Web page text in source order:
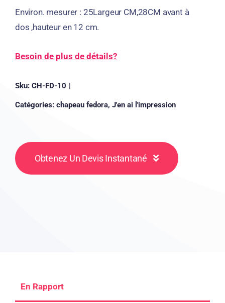
Environ. mesurer : 25Largeur CM,28CM avant à
dos ,hauteur en 12 cm.
Besoin de plus de détails?
Sku: CH-FD-10 |
Catégories: chapeau fedora, J'en ai l'impression
Obtenez Un Devis Instantané
En Rapport